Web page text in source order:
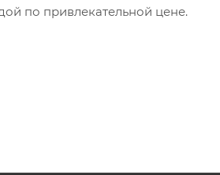
по привлекательной цене.